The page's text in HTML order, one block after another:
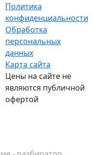
Политика
конфиденциальности
Обработка
персональных
данных
Карта сайта
Цены на сайте не
являются публичной
офертой